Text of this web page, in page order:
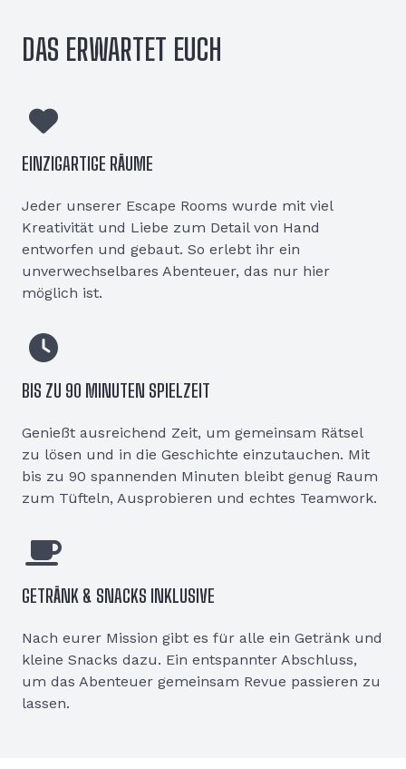
DAS ERWARTET EUCH
EINZIGARTIGE RÄUME
Jeder unserer Escape Rooms wurde mit viel
Kreativität und Liebe zum Detail von Hand
entworfen und gebaut. So erlebt ihr ein
unverwechselbares Abenteuer, das nur hier
möglich ist.
BIS ZU 90 MINUTEN SPIELZEIT
Genießt ausreichend Zeit, um gemeinsam Rätsel
zu lösen und in die Geschichte einzutauchen. Mit
bis zu 90 spannenden Minuten bleibt genug Raum
zum Tüfteln, Ausprobieren und echtes Teamwork.
GETRÄNK & SNACKS INKLUSIVE
Nach eurer Mission gibt es für alle ein Getränk und
kleine Snacks dazu. Ein entspannter Abschluss,
um das Abenteuer gemeinsam Revue passieren zu
lassen.